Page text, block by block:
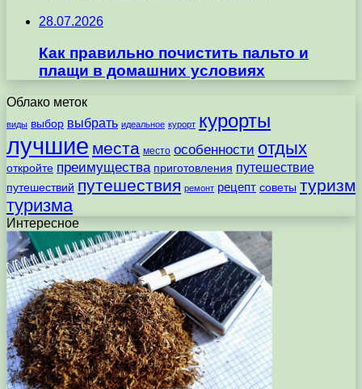
28.07.2026
Как правильно почистить пальто и
плащи в домашних условиях
Облако меток
виды выбор выбрать идеальное курорт курорты
лучшие места место особенности отдых
откройте преимущества приготовления путешествие
путешествий путешествия ремонт рецепт советы туризм
туризма
Интересное